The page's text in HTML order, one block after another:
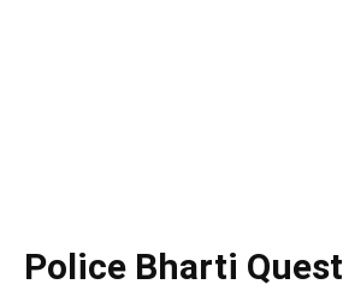
Police Bharti